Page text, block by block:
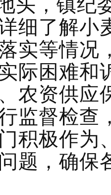
头，镇纪
细了解小
实等情况
际困难和
农资供应
监督检查
积极作为
题，确保